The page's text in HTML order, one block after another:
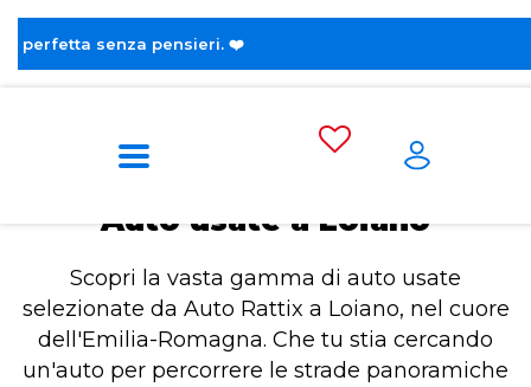
Home
Auto usate a Loiano
Scopri la vasta gamma di auto usate
selezionate da Auto Rattix a Loiano, nel cuore
dell'Emilia-Romagna. Che tu stia cercando
un'auto per percorrere le strade panoramiche